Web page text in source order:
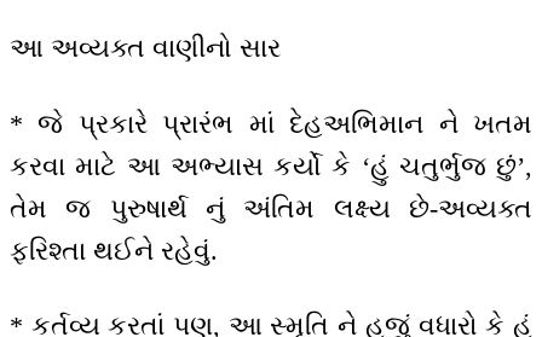
આ અવ્યક્ત વાણીનો સાર
* જે પ્રકારે પ્રારંભ માં દેહઅભિમાન ને ખતમ
કરવા માટે આ અભ્યાસ કર્યો કે ‘હું ચતુર્ભુજ છું’,
તેમ જ પુરુષાર્થ નું અંતિમ લક્ષ્ય છે-અવ્યક્ત
ફરિશ્તા થઈને રહેવું.
* કર્તવ્ય કરતાં પણ, આ સ્મૃતિ ને હજું વધારો કે હું